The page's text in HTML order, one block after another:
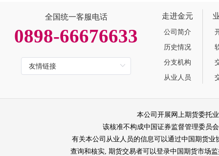
全国统一客服电话
0898-66676633
走进金元
公司简介
历史情况
分支机构
从业人员
本公司开展网上期货委托
该核准不构成中国证券监督管理委员
有关本公司从业人员的信息可以通过中国期货业
查询和核实, 期货交易者可以登录中国期货市场